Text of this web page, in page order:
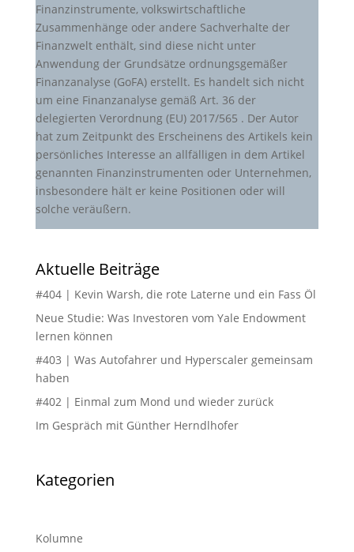
Finanzinstrumente, volkswirtschaftliche
Zusammenhänge oder andere Sachverhalte der
Finanzwelt enthält, sind diese nicht unter
Anwendung der Grundsätze ordnungsgemäßer
Finanzanalyse (GoFA) erstellt. Es handelt sich nicht
um eine Finanzanalyse gemäß Art. 36 der
delegierten Verordnung (EU) 2017/565 . Der Autor
hat zum Zeitpunkt des Erscheinens des Artikels kein
persönliches Interesse an allfälligen in dem Artikel
genannten Finanzinstrumenten oder Unternehmen,
insbesondere hält er keine Positionen oder will
solche veräußern.
Aktuelle Beiträge
#404 | Kevin Warsh, die rote Laterne und ein Fass Öl
Neue Studie: Was Investoren vom Yale Endowment
lernen können
#403 | Was Autofahrer und Hyperscaler gemeinsam
haben
#402 | Einmal zum Mond und wieder zurück
Im Gespräch mit Günther Herndlhofer
Kategorien
Kolumne